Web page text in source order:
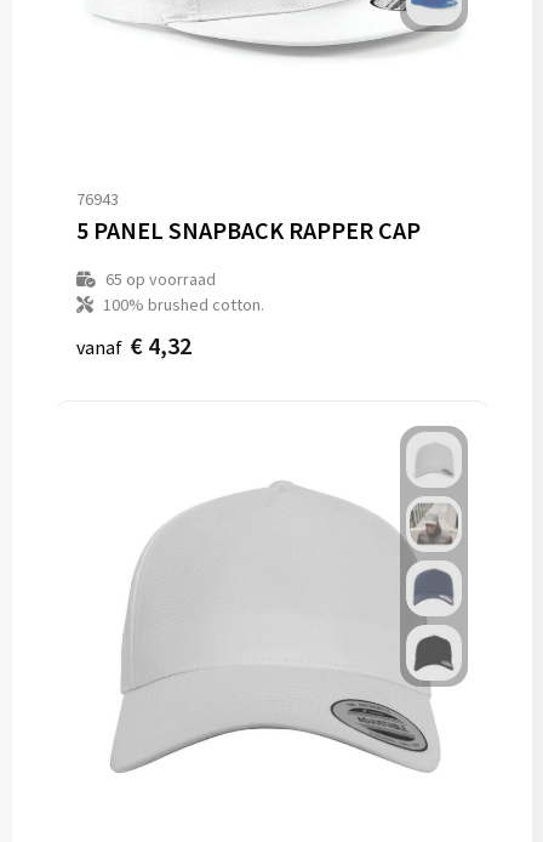
76943
5 PANEL SNAPBACK RAPPER CAP
65 op voorraad
100% brushed cotton.
vanaf € 4,32